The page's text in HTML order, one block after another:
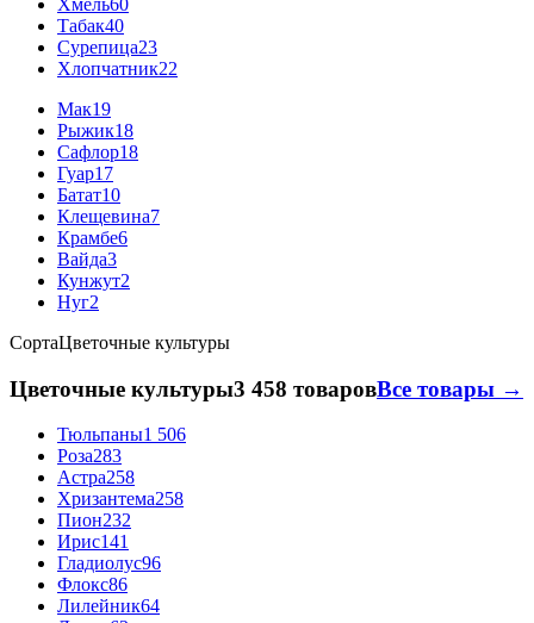
Хмель60
Табак40
Сурепица23
Хлопчатник22
Мак19
Рыжик18
Сафлор18
Гуар17
Батат10
Клещевина7
Крамбе6
Вайда3
Кунжут2
Нуг2
СортаЦветочные культуры
Цветочные культуры3 458 товаровВсе товары →
Тюльпаны1 506
Роза283
Астра258
Хризантема258
Пион232
Ирис141
Гладиолус96
Флокс86
Лилейник64